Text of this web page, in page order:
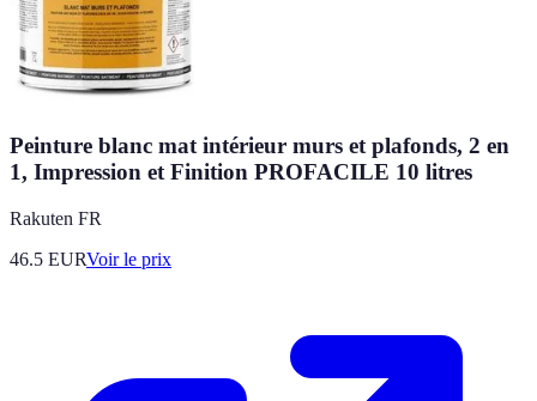
Peinture blanc mat intérieur murs et plafonds, 2 en
1, Impression et Finition PROFACILE 10 litres
Rakuten FR
46.5 EURVoir le prix